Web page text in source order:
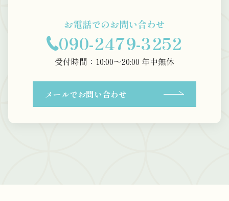
お電話でのお問い合わせ
090-2479-3252
受付時間：10:00〜20:00 年中無休
メールでお問い合わせ